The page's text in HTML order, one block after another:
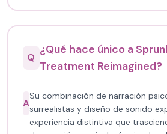
Q
¿Qué hace único a
Treatment Reimagined?
A
Su combinación de narración
surrealistas y diseño de sonido
experiencia distintiva que